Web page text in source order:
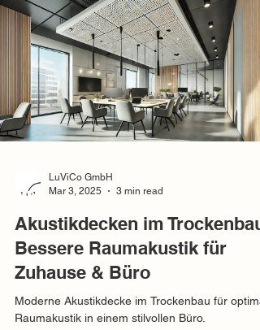
LuViCo GmbH
Mar 3, 2025
3 min read
Akustikdecken im Trockenbau:
Bessere Raumakustik für
Zuhause & Büro
Moderne Akustikdecke im Trockenbau für
Raumakustik in einem stilvollen Büro.